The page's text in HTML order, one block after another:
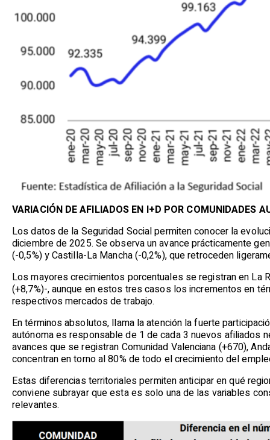
VARIACIÓN DE AFILIADOS EN I+D POR COMUNIDADES
Los datos de la Seguridad Social permiten conocer la
diciembre de 2025. Se observa un avance prácticamente
(-0,5%) y Castilla-La Mancha (-0,2%), que retroceden
Los mayores crecimientos porcentuales se registran en La
(+8,7%)-, aunque en estos tres casos los incrementos en
respectivos mercados de trabajo.
En términos absolutos, llama la atención la fuerte
autónoma es responsable de 1 de cada 3 nuevos afiliados
avances que se registran Comunidad Valenciana (+670),
concentran en torno al 80% de todo el crecimiento del
Estas diferencias territoriales permiten anticipar en qué
conviene subrayar que esta es solo una de las variables
relevantes.